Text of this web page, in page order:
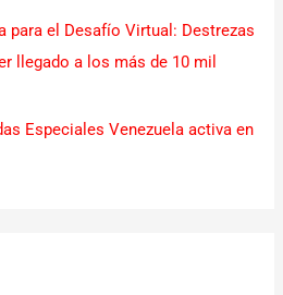
para el Desafío Virtual: Destrezas
llegado a los más de 10 mil
Especiales Venezuela activa en